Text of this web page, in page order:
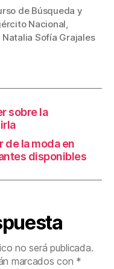
de Búsqueda y
Nacional
Sofía Grajales
sobre la
de la moda en
disponibles
no será publicada.
marcados con *